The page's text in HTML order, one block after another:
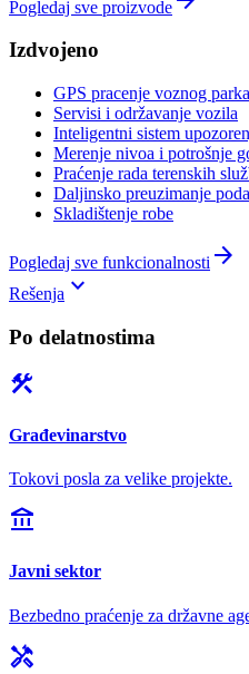
Pogledaj sve proizvode
Izdvojeno
GPS pracenje voznog parka
Servisi i održavanje vozila
Inteligentni sistem
Merenje nivoa i potrošnje
Praćenje rada terenskih
Daljinsko preuzimanje
Skladištenje robe
Pogledaj sve funkcionalnosti arrow_forward
Rešenja keyboard_arrow_down
Po delatnostima
construction
Građevinarstvo
Tokovi posla za velike projekte.
account_balance
Javni sektor
Bezbedno praćenje za državne
handyman